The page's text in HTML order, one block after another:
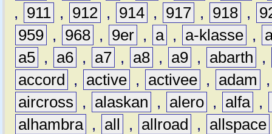
,
911 , 912 , 914 , 917 , 918 ,
959 , 968 , 9er , a , a-klasse ,
a5 , a6 , a7 , a8 , a9 , abarth
,
accord
, active , activee , adam
aircross
, alaskan , alero , alfa ,
alhambra , all , allroad , allspace